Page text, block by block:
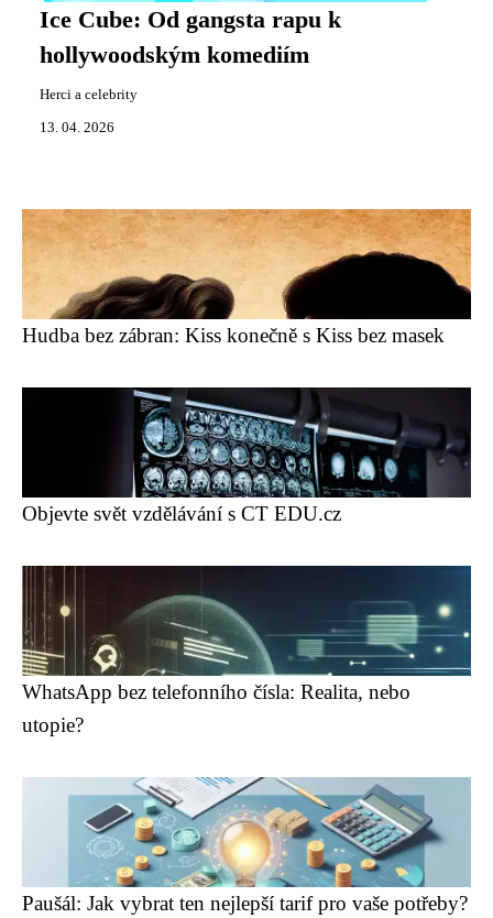
Ice Cube: Od gangsta rapu k
hollywoodským komediím
Herci a celebrity
13. 04. 2026
Hudba bez zábran: Kiss konečně s Kiss bez masek
Objevte svět vzdělávání s CT EDU.cz
WhatsApp bez telefonního čísla: Realita, nebo
utopie?
Paušál: Jak vybrat ten nejlepší tarif pro vaše potřeby?